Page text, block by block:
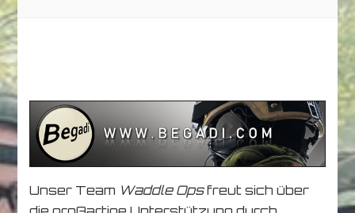
Unser Team Waddle Opsfreut sich über